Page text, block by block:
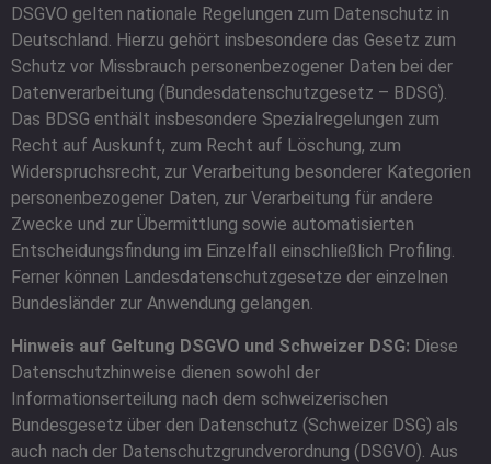
DSGVO gelten nationale Regelungen zum Datenschutz in
Deutschland. Hierzu gehört insbesondere das Gesetz zum
Schutz vor Missbrauch personenbezogener Daten bei der
Datenverarbeitung (Bundesdatenschutzgesetz – BDSG).
Das BDSG enthält insbesondere Spezialregelungen zum
Recht auf Auskunft, zum Recht auf Löschung, zum
Widerspruchsrecht, zur Verarbeitung besonderer Kategorien
personenbezogener Daten, zur Verarbeitung für andere
Zwecke und zur Übermittlung sowie automatisierten
Entscheidungsfindung im Einzelfall einschließlich Profiling.
Ferner können Landesdatenschutzgesetze der einzelnen
Bundesländer zur Anwendung gelangen.
Hinweis auf Geltung DSGVO und Schweizer DSG: Diese
Datenschutzhinweise dienen sowohl der
Informationserteilung nach dem schweizerischen
Bundesgesetz über den Datenschutz (Schweizer DSG) als
auch nach der Datenschutzgrundverordnung (DSGVO). Aus